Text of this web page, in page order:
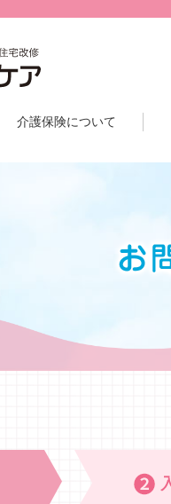
介護保険について